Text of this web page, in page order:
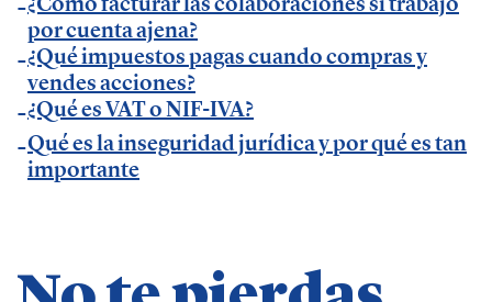
negocios | startups | contabilidad| fiscalidad |
empresas| asesorías| autonomos | emprendedores
| pequeños negocios | economía | ADE | pymes |
desarrollo de negocio
por cuenta ajena?
¿Qué impuestos pagas cuando compras y
vendes acciones?
¿Qué es VAT o NIF-IVA?
Qué es la inseguridad jurídica y por qué es tan
importante